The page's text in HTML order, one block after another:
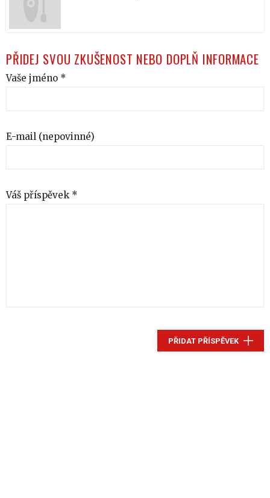
PŘIDEJ SVOU ZKUŠENOST NEBO DOPLŇ INFORMACE
Vaše jméno *
E-mail (nepovinné)
Váš příspěvek *
PŘIDAT PŘÍSPĚVEK